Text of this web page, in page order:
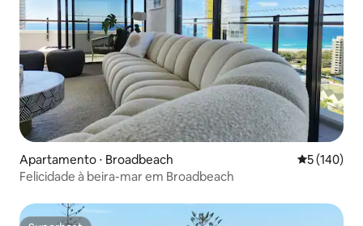
Apartamento ⋅ Broadbeach 5 de uma
5 (140)
Felicidade à beira-mar em Broadbeach